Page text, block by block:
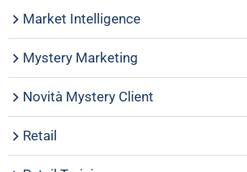
Market Intelligence
Mystery Marketing
Novità Mystery Client
Retail